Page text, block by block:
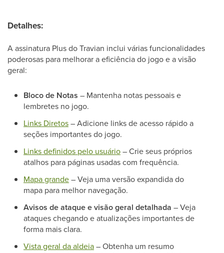
Detalhes:
A assinatura Plus do Travian inclui várias funcionalidades
poderosas para melhorar a eficiência do jogo e a visão
geral:
Bloco de Notas – Mantenha notas pessoais e
lembretes no jogo.
Links Diretos– Adicione links de acesso rápido a
seções importantes do jogo.
Links definidos pelo usuário– Crie seus próprios
atalhos para páginas usadas com frequência.
Mapa grande– Veja uma versão expandida do
mapa para melhor navegação.
Avisos de ataque e visão geral detalhada – Veja
ataques chegando e atualizações importantes de
forma mais clara.
Vista geral da aldeia– Obtenha um resumo